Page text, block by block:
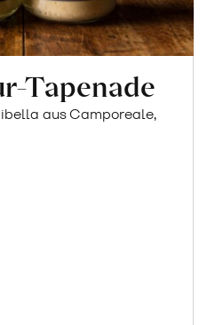
Tapenade
aus Camporeale,